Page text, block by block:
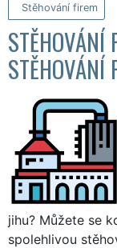
Stěhování firem
STĚHOVÁNÍ
STĚHOVÁNÍ
jihu? Můžete se
spolehlivou